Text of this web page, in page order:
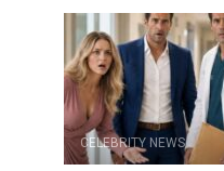
CELEBRITY NEWS